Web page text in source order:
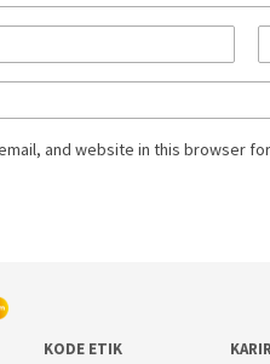
and website in this browser
KODE ETIK